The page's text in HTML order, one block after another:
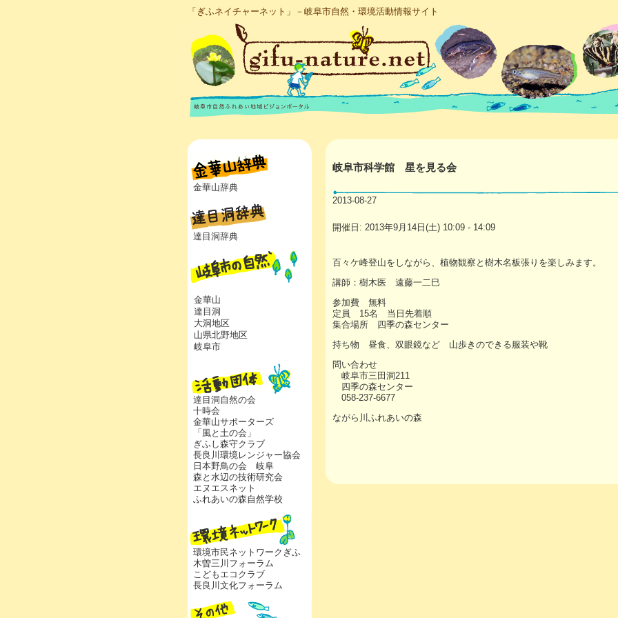
「ぎふネイチャーネット」－岐阜市自然・環境活動情報サイト
金華山辞典
達目洞辞典
金華山
達目洞
大洞地区
山県北野地区
岐阜市
達目洞自然の会
十時会
金華山サポーターズ
「風と土の会」
ぎふし森守クラブ
長良川環境レンジャー協会
日本野鳥の会 岐阜
森と水辺の技術研究会
エヌエスネット
ふれあいの森自然学校
環境市民ネットワークぎふ
木曽三川フォーラム
こどもエコクラブ
長良川文化フォーラム
岐阜市科学館 星を見る会
2013-08-27
開催日: 2013年9月14日(土) 10:09 - 14:09
百々ケ峰登山をしながら、植物観察と樹木名板張りを楽しみます。
講師：樹木医 遠藤一二巳
参加費 無料
定員 15名 当日先着順
集合場所 四季の森センター
持ち物 昼食、双眼鏡など 山歩きのできる服装や靴
問い合わせ
岐阜市三田洞211
四季の森センター
058-237-6677
ながら川ふれあいの森